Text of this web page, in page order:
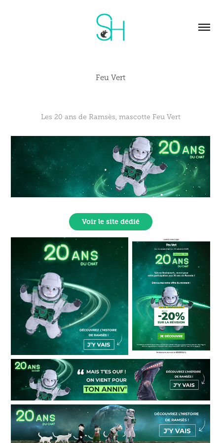
Feu Vert
Les 20 ans de Ramsès, mascotte Feu Vert
Voir le site dédié